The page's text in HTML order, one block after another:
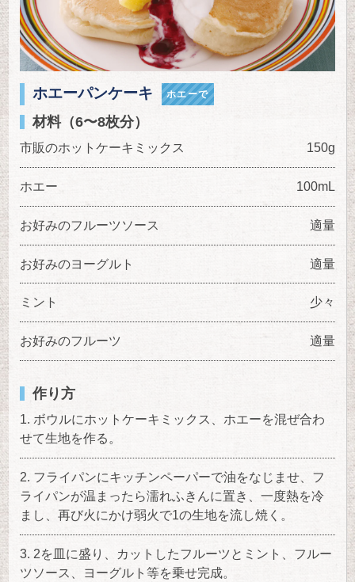
ホエーパンケーキ ホエーで
材料（6〜8枚分）
市販のホットケーキミックス 150g
ホエー 100mL
お好みのフルーツソース 適量
お好みのヨーグルト 適量
ミント 少々
お好みのフルーツ 適量
作り方
ボウルにホットケーキミックス、ホエーを混ぜ合わ
せて生地を作る。
フライパンにキッチンペーパーで油をなじませ、フ
ライパンが温まったら濡れふきんに置き、一度熱を冷
まし、再び火にかけ弱火で1の生地を流し焼く。
2を皿に盛り、カットしたフルーツとミント、フルー
ツソース、ヨーグルト等を乗せ完成。